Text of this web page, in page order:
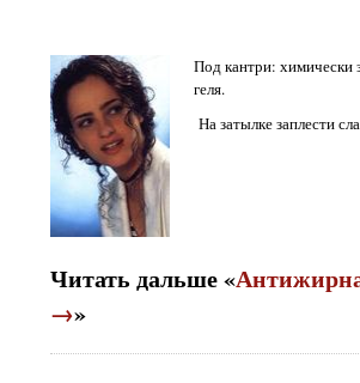
Под кантри: химически
геля.
На затылке заплести
Читать дальше «
→»